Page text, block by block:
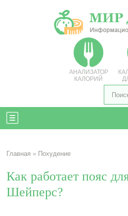
АНАЛИЗАТОР
КАЛОРИЙ
Главная » Похудение
Как работает пояс
Шейперс?